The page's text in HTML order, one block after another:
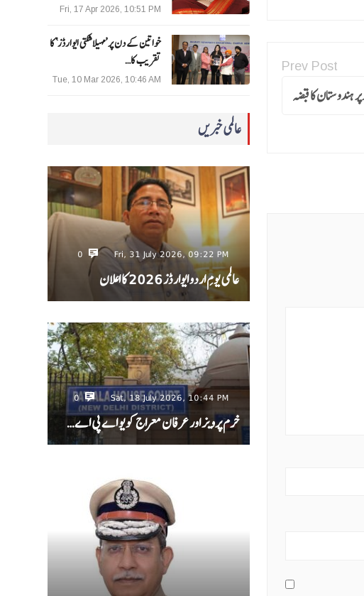
Fri, 17 Apr 2026, 10:51 PM
خواتین کے دن پر ’مہیلا شکتی ایوارڈز‘ کا
تقریب کا…
Tue, 10 Mar 2026, 10:46 AM
عالمی خبریں
Fri, 31 July 2026, 09:22 PM
0
عالمی یومِ اردو ایوارڈز 2026 کا اعلان
Sat, 18 July 2026, 10:44 PM
0
خرم پرویز اور عرفان معراج کو یو اے پی اے…
Prev Post